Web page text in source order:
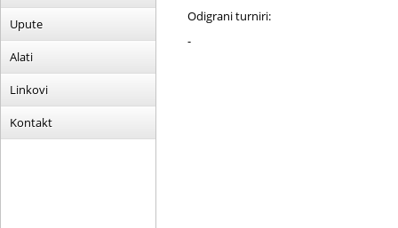
Upute
Alati
Linkovi
Kontakt
Odigrani turniri:
-